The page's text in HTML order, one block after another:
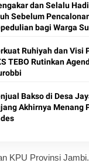
dan Selalu
Sebelum
bagi Warga
Ruhiyah dan Visi
TEBO Rutinkan
Bakso di Desa
Akhirnya Menang
KPU Provinsi